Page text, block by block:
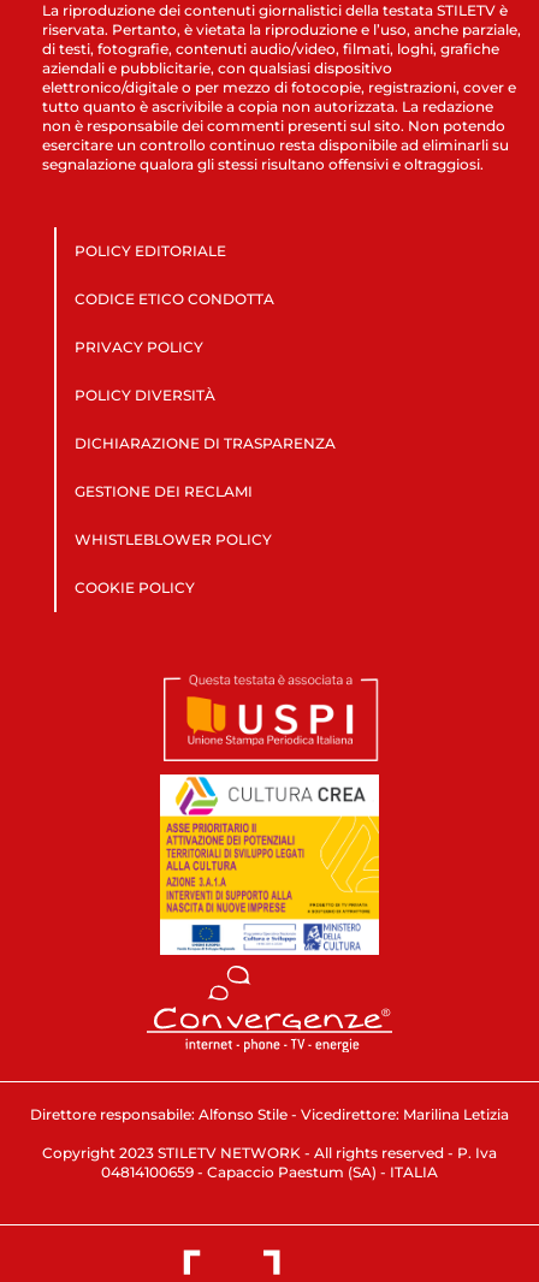
La riproduzione dei contenuti giornalistici della testata STILETV è
riservata. Pertanto, è vietata la riproduzione e l’uso, anche parziale,
di testi, fotografie, contenuti audio/video, filmati, loghi, grafiche
aziendali e pubblicitarie, con qualsiasi dispositivo
elettronico/digitale o per mezzo di fotocopie, registrazioni, cover e
tutto quanto è ascrivibile a copia non autorizzata. La redazione
non è responsabile dei commenti presenti sul sito. Non potendo
esercitare un controllo continuo resta disponibile ad eliminarli su
segnalazione qualora gli stessi risultano offensivi e oltraggiosi.
POLICY EDITORIALE
CODICE ETICO CONDOTTA
PRIVACY POLICY
POLICY DIVERSITÀ
DICHIARAZIONE DI TRASPARENZA
GESTIONE DEI RECLAMI
WHISTLEBLOWER POLICY
COOKIE POLICY
Direttore responsabile: Alfonso Stile - Vicedirettore: Marilina Letizia
Copyright 2023 STILETV NETWORK - All rights reserved - P. Iva
04814100659 - Capaccio Paestum (SA) - ITALIA